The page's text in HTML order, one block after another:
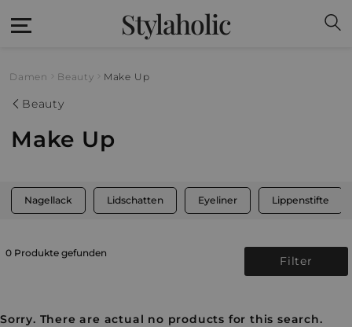
Stylaholic
Damen Beauty Make Up
Beauty
Make Up
Nagellack Lidschatten Eyeliner Lippenstifte
0 Produkte gefunden
Filter
Sorry. There are actual no products for this search.